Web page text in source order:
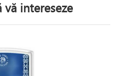
vă intereseze